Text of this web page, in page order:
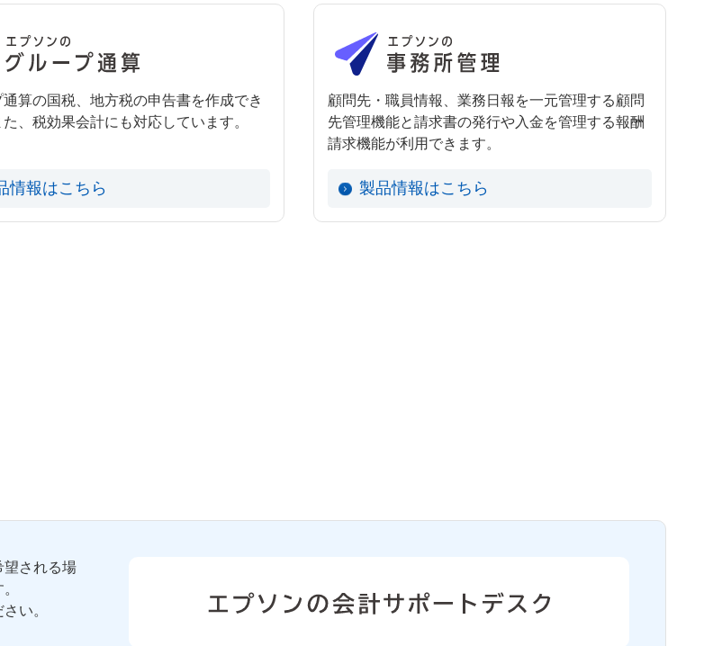
通算の国税、地方税の申告書を作成でき
た、税効果会計にも対応しています。
情報はこちら
顧問先・職員情報、業務日報を一元管理する顧問
先管理機能と請求書の発行や入金を管理する報酬
請求機能が利用できます。
製品情報はこちら
望される場
い。